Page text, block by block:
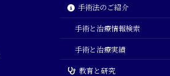
手術法のご紹介
手術と治療情報検索
手術と治療実績
教育と研究